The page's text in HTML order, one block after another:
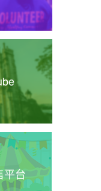
平台